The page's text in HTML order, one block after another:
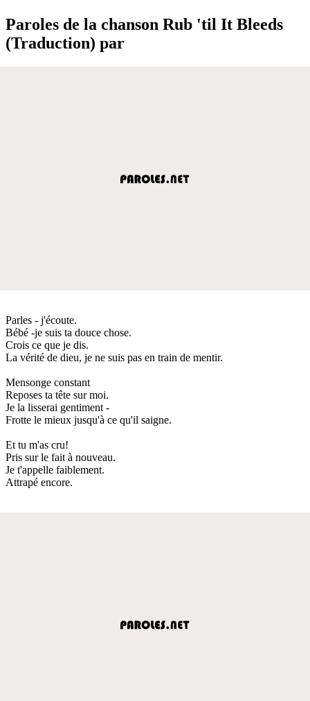
Paroles de la chanson Rub 'til It Bleeds
(Traduction) par
Parles - j'écoute.
Bébé -je suis ta douce chose.
Crois ce que je dis.
La vérité de dieu, je ne suis pas en train de mentir.
Mensonge constant
Reposes ta tête sur moi.
Je la lisserai gentiment -
Frotte le mieux jusqu'à ce qu'il saigne.
Et tu m'as cru!
Pris sur le fait à nouveau.
Je t'appelle faiblement.
Attrapé encore.